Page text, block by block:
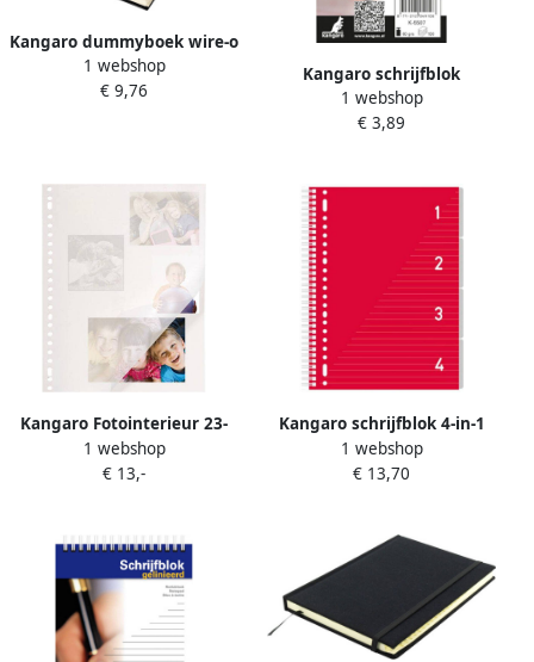
Kangaro dummyboek wire-o
A5 linnen zwart roomwit 80
vellen
1 webshop
€ 9,76
Kangaro schrijfblok
kopgeniet A7 gelinieerd wit
100 pagina&apos;s
1 webshop
€ 3,89
Kangaro Fotointerieur 23-
rings 20 vel fotokarton wit
1 webshop
€ 13,-
Kangaro schrijfblok 4-in-1
gelinieerd A4 papier rood
wit
1 webshop
€ 13,70